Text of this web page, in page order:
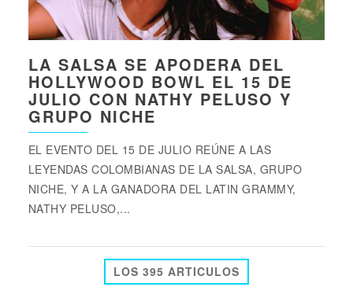
LA SALSA SE APODERA DEL
HOLLYWOOD BOWL EL 15 DE
JULIO CON NATHY PELUSO Y
GRUPO NICHE
EL EVENTO DEL 15 DE JULIO REÚNE A LAS
LEYENDAS COLOMBIANAS DE LA SALSA, GRUPO
NICHE, Y A LA GANADORA DEL LATIN GRAMMY,
NATHY PELUSO,...
LOS 395 ARTICULOS